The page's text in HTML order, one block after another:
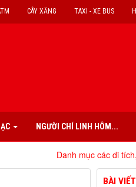
TAXI - XE BUS
CÂY XĂNG
NGƯỜI CHÍ LINH HÔM...
Danh mục các di tích,
BÀI